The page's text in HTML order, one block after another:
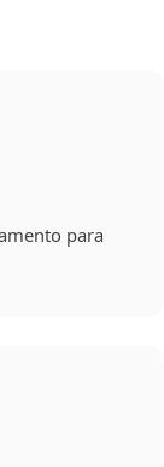
para